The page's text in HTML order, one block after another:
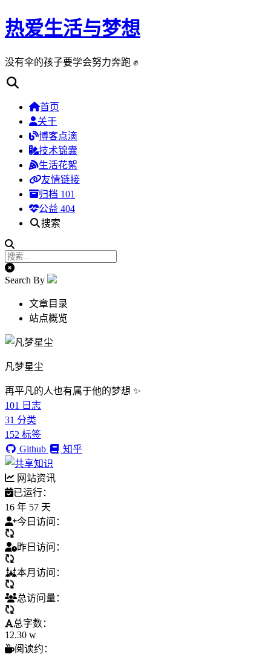
热爱生活与梦想
没有伞的孩子要学会努力奔跑 ✊
首页
关于
博客点滴
技术锦囊
生活花絮
友情链接
归档 101
公益 404
搜索
Search By
文章目录
站点概览
凡梦星尘
再平凡的人也有属于他的梦想 ✨
101
日志
31 分类
152 标签
Github
知乎
网站资讯
已运行：
16 年 57 天
今日访问：
昨日访问：
本月访问：
总访问量：
总字数：
12.30 w
阅读约：